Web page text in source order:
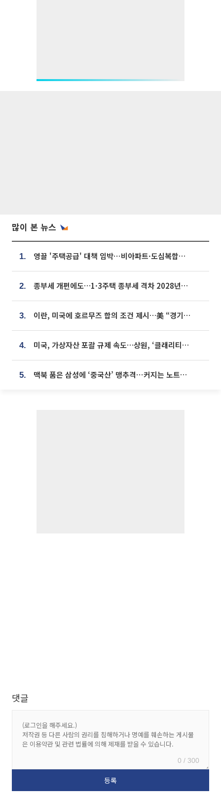
많이 본 뉴스
1. 영끌 '주택공급' 대책 임박⋯비아파트·도심복합까지 총동원
2. 종부세 개편에도…1·3주택 종부세 격차 2028년부터 확대
3. 이란, 미국에 호르무즈 합의 조건 제시…美 “경기 아직 안 끝나” [종합]
4. 미국, 가상자산 포괄 규제 속도…상원, ‘클래리티법’ 9월 절차투표 추진
5. 맥북 품은 삼성에 ‘중국산’ 맹추격⋯커지는 노트북 OLED 시장
댓글
0 / 300